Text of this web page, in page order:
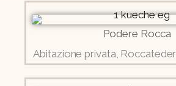
Podere Rocca
Abitazione privata,